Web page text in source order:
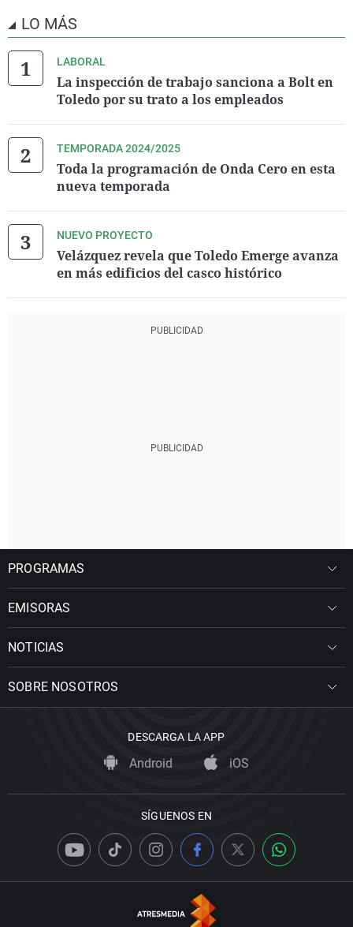
LO MÁS
LABORAL
La inspección de trabajo sanciona a Bolt en
Toledo por su trato a los empleados
TEMPORADA 2024/2025
Toda la programación de Onda Cero en esta
nueva temporada
NUEVO PROYECTO
Velázquez revela que Toledo Emerge avanza
en más edificios del casco histórico
PROGRAMAS
EMISORAS
NOTICIAS
SOBRE NOSOTROS
DESCARGA LA APP
Android iOS
SÍGUENOS EN